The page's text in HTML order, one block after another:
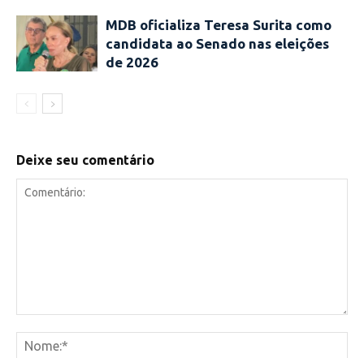
MDB oficializa Teresa Surita como
candidata ao Senado nas eleições
de 2026
Deixe seu comentário